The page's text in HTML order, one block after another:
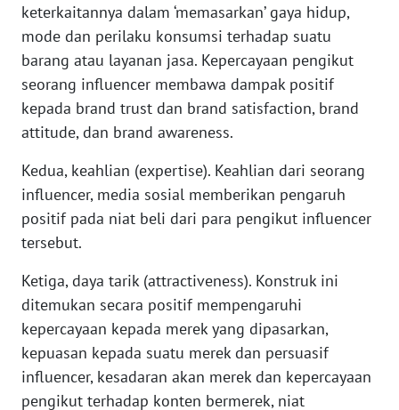
keterkaitannya dalam ‘memasarkan’ gaya hidup,
mode dan perilaku konsumsi terhadap suatu
barang atau layanan jasa. Kepercayaan pengikut
seorang influencer membawa dampak positif
kepada brand trust dan brand satisfaction, brand
attitude, dan brand awareness.
Kedua, keahlian (expertise). Keahlian dari seorang
influencer, media sosial memberikan pengaruh
positif pada niat beli dari para pengikut influencer
tersebut.
Ketiga, daya tarik (attractiveness). Konstruk ini
ditemukan secara positif mempengaruhi
kepercayaan kepada merek yang dipasarkan,
kepuasan kepada suatu merek dan persuasif
influencer, kesadaran akan merek dan kepercayaan
pengikut terhadap konten bermerek, niat
WN
BANTEN
WN
NTT
KEPRI
WN
PAPUA
WN
PAPUA
WN
RIAU